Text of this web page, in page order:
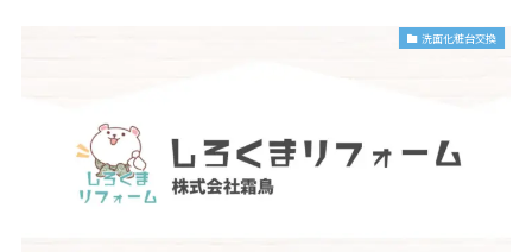
洗面化粧台交換